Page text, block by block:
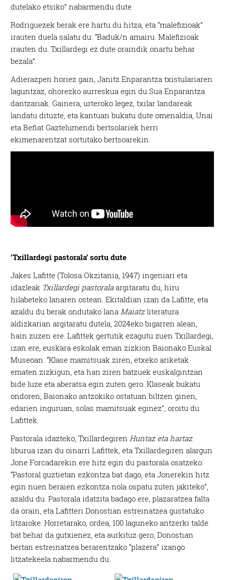
dutelako etsiko” nabarmendu dute.
Rodriguezek berak ere hartu du hitza, eta “malefizioak”
irauten duela salatu du: “Baduk/n amairu. Malefizioak
irauten du. Txillardegi ez dute oraindik onartu behar
bezala”.
Adierazpen horiez gain, Janitz Enparantza txistulariaren
laguntzaz, ohorezko aurreskua egin du Sua Enparantza
dantzariak. Gainera, urteroko legez, txilar landareak
landatu dituzte, eta kantuan bukatu dute omenaldia, Unai
eta Beñat Gaztelumendi bertsolariek herri
ekimenarentzat sortutako bertsoarekin.
‘Txillardegi pastorala’ sortu dute
Jakes Lafitte (Tolosa Okzitania, 1947) ingeniari eta
idazleak Txillardegi pastoralaargitaratu du, hiru
hilabeteko lanaren ostean. Ekitaldian izan da Lafitte, eta
azaldu du berak ondutako lana Maiatzliteratura
aldizkarian argitaratu dutela, 2024eko bigarren alean,
hain zuzen ere. Lafittek gertutik ezagutu zuen Txillardegi,
izan ere, euskara eskolak eman zizkion Baionako Euskal
Museoan. “Klase mamitsuak ziren, etxeko ariketak
ematen zizkigun, eta han ziren batzuek euskalgintzan
bide luze eta aberatsa egin zuten gero. Klaseak bukatu
ondoren, Baionako antzokiko ostatuan biltzen ginen,
edarien inguruan, solas mamitsuak eginez”, oroitu du
Lafittek.
Pastorala idazteko, Txillardegiren Huntaz eta hartaz
liburua izan du oinarri Lafittek, eta Txillardegiren alargun
Jone Forcadarekin ere hitz egin du pastorala osatzeko:
“Pastoral guztietan ezkontza bat dago, eta Jonerekin hitz
egin nuen beraien ezkontza nola ospatu zuten jakiteko”,
azaldu du. Pastorala idatzita badago ere, plazaratzea falta
da orain, eta Lafitteri Donostian estreinatzea gustatuko
litzaioke. Horretarako, ordea, 100 laguneko antzerki talde
bat behar da gutxienez, eta aurkituz gero, Donostian
bertan estreinatzea berarentzako “plazera” izango
litzatekeela nabarmendu du.